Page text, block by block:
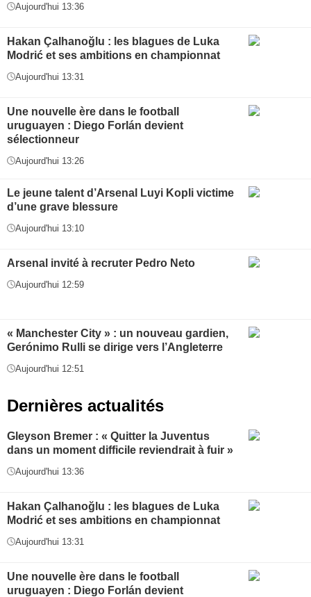
Aujourd'hui 13:36
Hakan Çalhanoğlu : les blagues de Luka
Modrić et ses ambitions en championnat
Aujourd'hui 13:31
Une nouvelle ère dans le football
uruguayen : Diego Forlán devient
sélectionneur
Aujourd'hui 13:26
Le jeune talent d’Arsenal Luyi Kopli victime
d’une grave blessure
Aujourd'hui 13:10
Arsenal invité à recruter Pedro Neto
Aujourd'hui 12:59
« Manchester City » : un nouveau gardien,
Gerónimo Rulli se dirige vers l’Angleterre
Aujourd'hui 12:51
Dernières actualités
Gleyson Bremer : « Quitter la Juventus
dans un moment difficile reviendrait à fuir »
Aujourd'hui 13:36
Hakan Çalhanoğlu : les blagues de Luka
Modrić et ses ambitions en championnat
Aujourd'hui 13:31
Une nouvelle ère dans le football
uruguayen : Diego Forlán devient